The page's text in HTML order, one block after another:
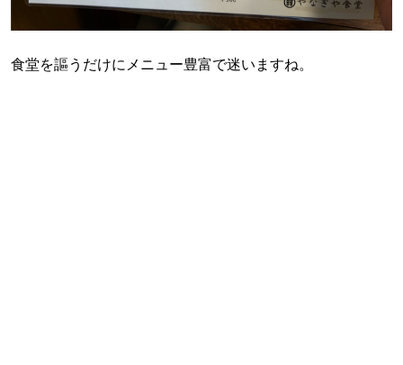
食堂を謳うだけにメニュー豊富で迷いますね。